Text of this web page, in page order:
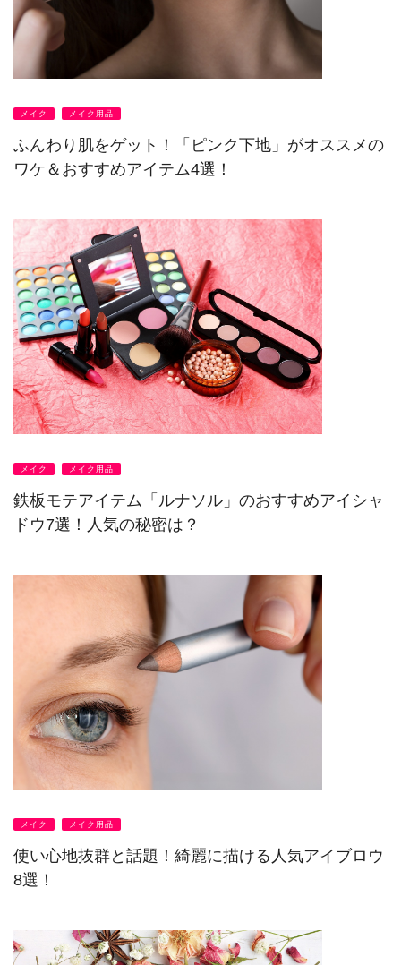
メイク メイク用品
ふんわり肌をゲット！「ピンク下地」がオススメの
ワケ＆おすすめアイテム4選！
メイク メイク用品
鉄板モテアイテム「ルナソル」のおすすめアイシャ
ドウ7選！人気の秘密は？
メイク メイク用品
使い心地抜群と話題！綺麗に描ける人気アイブロウ
8選！